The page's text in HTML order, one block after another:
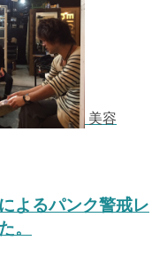
美容
よるパンク警戒レ
。